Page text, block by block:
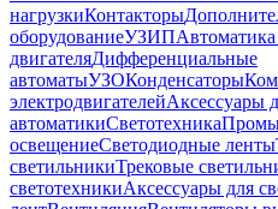
нагрузкиКонтакторы
оборудованиеУЗИПАвтоматика
двигателяДифференциальные
автоматыУЗОКонденсаторы
электродвигателейАксессуары
автоматикиСветотехника
освещениеСветодиодные ленты
светильникиТрековые
светотехникиАксессуары для